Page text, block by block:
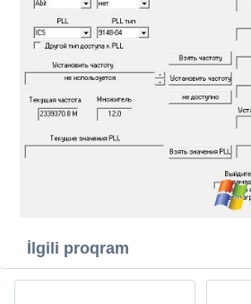
İlgili proqram